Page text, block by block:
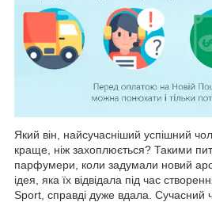
Який він, найсучасніший успішний
краще, ніж захоплюється? Такими
парфумери, коли задумали новий
ідея, яка їх відвідала під час
Sport, справді дуже вдала. Сучасний